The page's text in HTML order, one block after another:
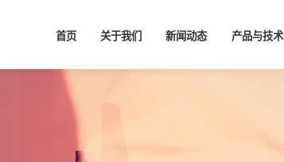
首页 关于我们 新闻动态 产品与技术